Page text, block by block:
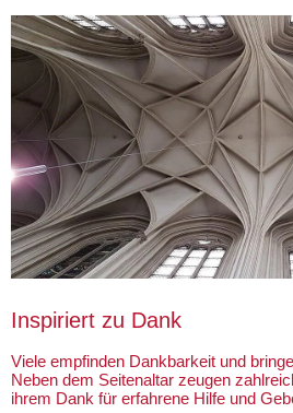
Inspiriert zu Dank
Viele empfinden Dankbarkeit und
Neben dem Seitenaltar zeugen
ihrem Dank für erfahrene Hilfe und